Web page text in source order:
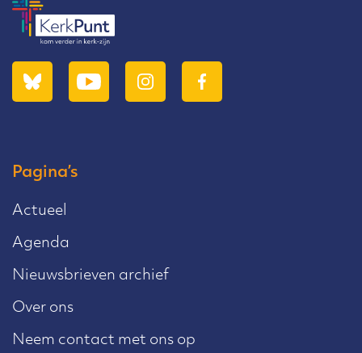
Pagina’s
Actueel
Agenda
Nieuwsbrieven archief
Over ons
Neem contact met ons op